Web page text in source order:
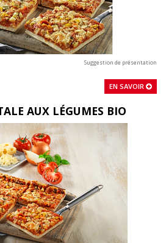
Suggestion de présentation
EN SAVOIR
AUX LÉGUMES BIO